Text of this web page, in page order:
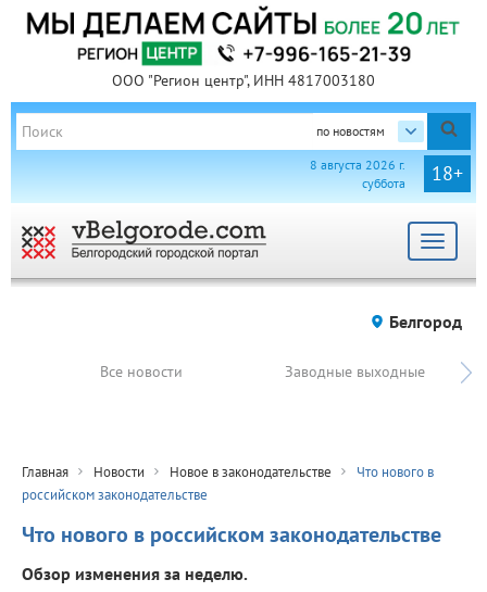
ООО "Регион центр", ИНН 4817003180
по новостям
18+
8 августа 2026 г.
суббота
Toggle
Белгород
Все новости Заводные выходные
Главная Новости Новое в законодательстве
Что нового в
российском законодательстве
Что нового в российском законодательстве
Обзор изменения за неделю.